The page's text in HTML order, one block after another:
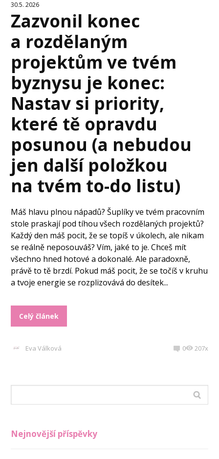
30.5. 2026
Zazvonil konec
a rozdělaným
projektům ve tvém
byznysu je konec:
Nastav si priority,
které tě opravdu
posunou (a nebudou
jen další položkou
na tvém to-do listu)
Máš hlavu plnou nápadů? Šuplíky ve tvém pracovním
stole praskají pod tíhou všech rozdělaných projektů?
Každý den máš pocit, že se topíš v úkolech, ale nikam
se reálně neposouváš? Vím, jaké to je. Chceš mít
všechno hned hotové a dokonalé. Ale paradoxně,
právě to tě brzdí. Pokud máš pocit, že se točíš v kruhu
a tvoje energie se rozplizovává do desítek...
Celý článek
Eva Válková 0 207x
Nejnovější příspěvky